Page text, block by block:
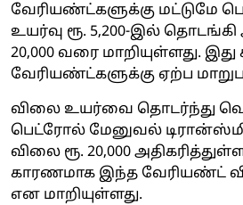
வேரியண்ட்களுக்கு மட்டுமே
உயர்வு ரூ. 5,200-இல் தொடங்கி
20,000 வரை மாறியுள்ளது. இது
வேரியண்ட்களுக்கு ஏற்ப
விலை உயர்வை தொடர்ந்து
பெட்ரோல் மேனுவல்
விலை ரூ. 20,000
காரணமாக இந்த வேரியண்ட்
என மாறியுள்ளது.